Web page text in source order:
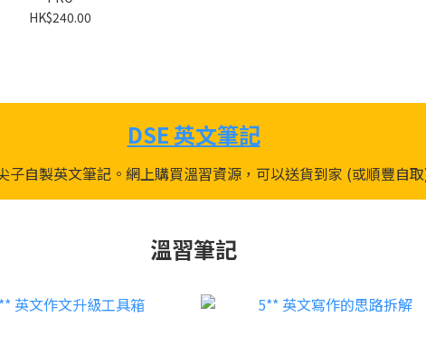
HK$240.00
DSE 英文筆記
自製英文筆記。網上購買溫習資源，可以送貨到家 (或順豐自
溫習筆記